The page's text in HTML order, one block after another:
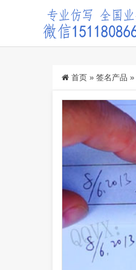
首页 » 签名产品 »